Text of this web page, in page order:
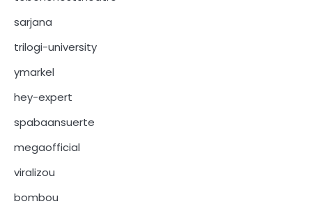
sarjana
trilogi-university
ymarkel
hey-expert
spabaansuerte
megaofficial
viralizou
bombou